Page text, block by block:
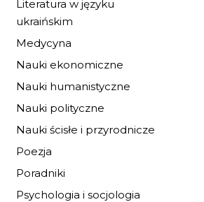
Literatura w języku
ukraińskim
Medycyna
Nauki ekonomiczne
Nauki humanistyczne
Nauki polityczne
Nauki ścisłe i przyrodnicze
Poezja
Poradniki
Psychologia i socjologia